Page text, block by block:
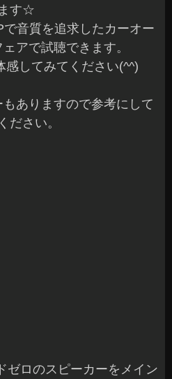
ます☆
音質を追求したカーオー
アで試聴できます。
感してみてください(^^)
ありますので参考にして
ださい。
DSPでの音質アップの参